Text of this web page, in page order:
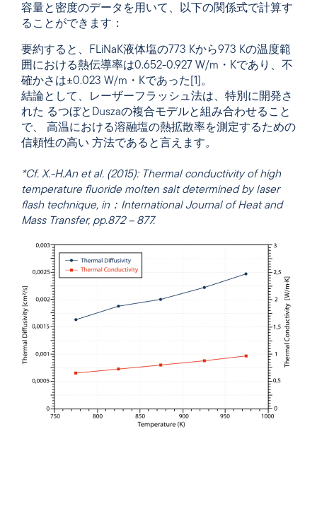
容量と密度のデータを用いて、以下の関係式で計算す
ることができます：
要約すると、FLiNaK液体塩の773 Kから973 Kの温度範
囲における熱伝導率は0.652-0.927 W/m・Kであり、不
確かさは±0.023 W/m・Kであった[1]。
結論として、レーザーフラッシュ法は、特別に開発さ
れた るつぼとDuszaの複合モデルと組み合わせること
で、 高温における溶融塩の熱拡散率を測定するための
信頼性の高い 方法であると言えます。
*Cf. X.-H.An et al. (2015): Thermal conductivity of high
temperature fluoride molten salt determined by laser
flash technique, in：International Journal of Heat and
Mass Transfer, pp.872 – 877.